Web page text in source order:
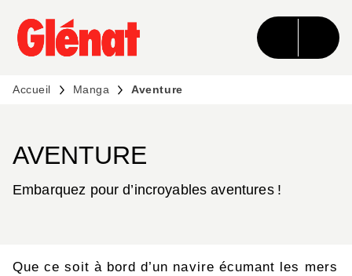
MENU RECHERCHE CONTENU
PIED DE PAGE
Accueil Manga Aventure
AVENTURE
Embarquez pour d’incroyables aventures !
Que ce soit à bord d’un navire écumant les mers